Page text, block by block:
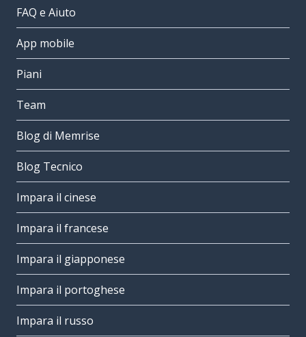
FAQ e Aiuto
App mobile
Piani
Team
Blog di Memrise
Blog Tecnico
Impara il cinese
Impara il francese
Impara il giapponese
Impara il portoghese
Impara il russo